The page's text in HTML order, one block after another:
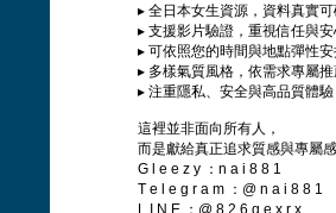
▸ 全日本女生資源，資料真實
▸ 支援影片驗證，重視信任與
▸ 可依照您的時間與地點彈性
▸ 多樣氣質風格，依需求專屬
▸ 注重隱私、安全與高品質體驗
這裡並非面向所有人，
而是獻給真正追求質感與專屬
G l e e z y ：n a i 8 8 1
T e l e g r a m ：@ n a i 8 8 1
L I N E ：@ 8 2 6 q e x r x